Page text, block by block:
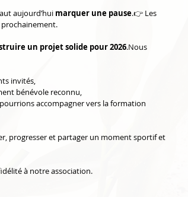
aujourd’hui marquer une pause.👉 Les
un projet solide pour 2026.Nous
invités,
bénévole reconnu,
accompagner vers la formation
progresser et partager un moment sportif et
à notre association.